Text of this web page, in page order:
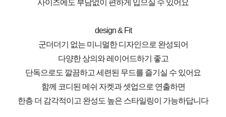
사이즈에도 부담없이 편하게 입으실 수 있어요
design & Fit
군더더기 없는 미니멀한 디자인으로 완성되어
다양한 상의와 레이어드하기 좋고
단독으로도 깔끔하고 세련된 무드를 즐기실 수 있어요
함께 코디된 메쉬 자켓과 셋업으로 연출하면
한층 더 감각적이고 완성도 높은 스타일링이 가능하답니다